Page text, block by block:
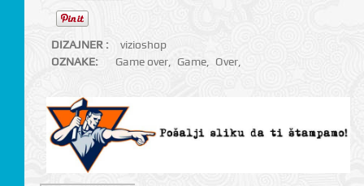
DIZAJNER :
vizioshop
OZNAKE:
Game over, Game, Over,